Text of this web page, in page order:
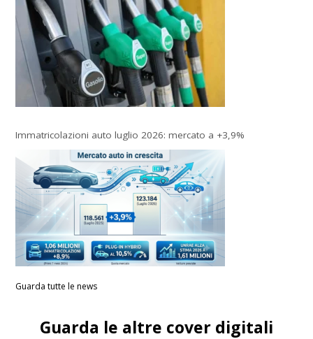
Immatricolazioni auto luglio 2026: mercato a +3,9%
Guarda tutte le news
Guarda le altre cover digitali